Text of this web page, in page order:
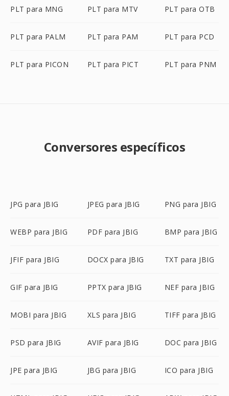
PLT para MNG PLT para MTV PLT para OTB
PLT para PALM PLT para PAM PLT para PCD
PLT para PICON PLT para PICT PLT para PNM
Conversores específicos
JPG para JBIG JPEG para JBIG PNG para JBIG
WEBP para JBIG PDF para JBIG BMP para JBIG
JFIF para JBIG DOCX para JBIG TXT para JBIG
GIF para JBIG PPTX para JBIG NEF para JBIG
MOBI para JBIG XLS para JBIG TIFF para JBIG
PSD para JBIG AVIF para JBIG DOC para JBIG
JPE para JBIG JBG para JBIG ICO para JBIG